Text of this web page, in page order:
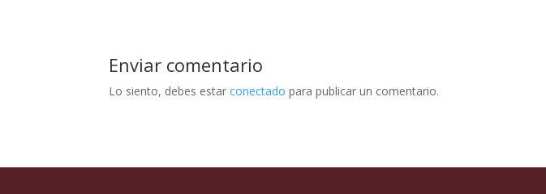
Enviar comentario
Lo siento, debes estarconectado para publicar un comentario.